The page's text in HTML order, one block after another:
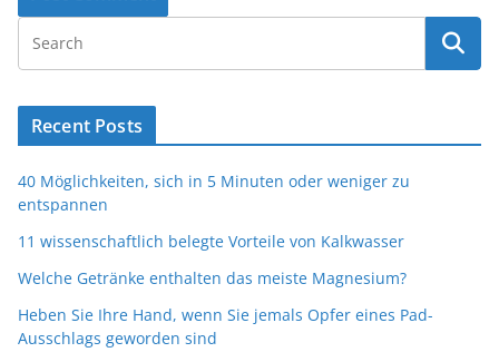
Recent Posts
40 Möglichkeiten, sich in 5 Minuten oder weniger zu
entspannen
11 wissenschaftlich belegte Vorteile von Kalkwasser
Welche Getränke enthalten das meiste Magnesium?
Heben Sie Ihre Hand, wenn Sie jemals Opfer eines Pad-
Ausschlags geworden sind